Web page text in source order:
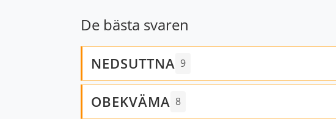
De bästa svaren
NEDSUTTNA 9
OBEKVÄMA 8